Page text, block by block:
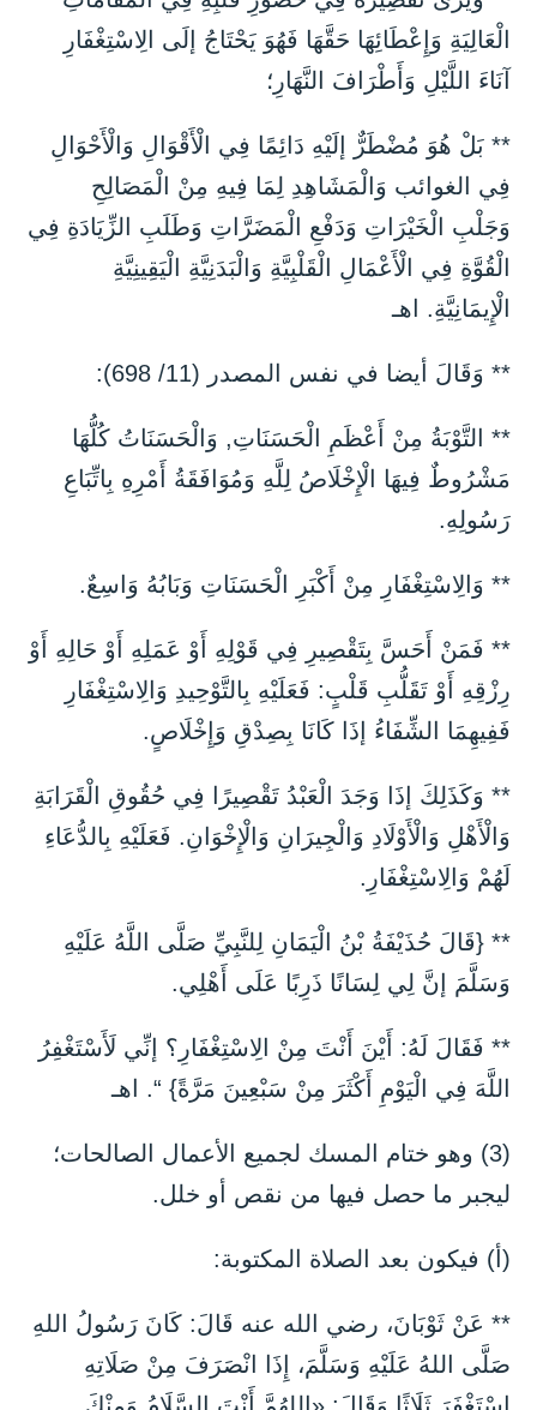
الْعَالِيَةِ وَإِعْطَائِهَا حَقَّهَا فَهُوَ يَحْتَاجُ إلَى الِاسْتِغْفَارِ
آنَاءَ اللَّيْلِ وَأَطْرَافَ النَّهَارِ؛
** بَلْ هُوَ مُضْطَرٌّ إلَيْهِ دَائِمًا فِي الْأَقْوَالِ وَالْأَحْوَالِ
فِي الغوائب وَالْمَشَاهِدِ لِمَا فِيهِ مِنْ الْمَصَالِحِ
وَجَلْبِ الْخَيْرَاتِ وَدَفْعِ الْمَضَرَّاتِ وَطَلَبِ الزِّيَادَةِ فِي
الْقُوَّةِ فِي الْأَعْمَالِ الْقَلْبِيَّةِ وَالْبَدَنِيَّةِ الْيَقِينِيَّةِ
الْإِيمَانِيَّةِ. اهـ
** وَقَالَ أيضا في نفس المصدر (11/ 698):
** التَّوْبَةُ مِنْ أَعْظَمِ الْحَسَنَاتِ, وَالْحَسَنَاتُ كُلُّهَا
مَشْرُوطٌ فِيهَا الْإِخْلَاصُ لِلَّهِ وَمُوَافَقَةُ أَمْرِهِ بِاتِّبَاعِ
رَسُولِهِ.
** وَالِاسْتِغْفَارِ مِنْ أَكْبَرِ الْحَسَنَاتِ وَبَابُهُ وَاسِعٌ.
** فَمَنْ أَحَسَّ بِتَقْصِيرِ فِي قَوْلِهِ أَوْ عَمَلِهِ أَوْ حَالِهِ أَوْ
رِزْقِهِ أَوْ تَقَلُّبِ قَلْبٍ: فَعَلَيْهِ بِالتَّوْحِيدِ وَالِاسْتِغْفَارِ
فَفِيهِمَا الشِّفَاءُ إذَا كَانَا بِصِدْقِ وَإِخْلَاصٍ.
** وَكَذَلِكَ إذَا وَجَدَ الْعَبْدُ تَقْصِيرًا فِي حُقُوقِ الْقَرَابَةِ
وَالْأَهْلِ وَالْأَوْلَادِ وَالْجِيرَانِ وَالْإِخْوَانِ. فَعَلَيْهِ بِالدُّعَاءِ
لَهُمْ وَالِاسْتِغْفَارِ.
** {قَالَ حُذَيْفَةُ بْنُ الْيَمَانِ لِلنَّبِيِّ صَلَّى اللَّهُ عَلَيْهِ
وَسَلَّمَ إنَّ لِي لِسَانًا ذَرِبًا عَلَى أَهْلِي.
** فَقَالَ لَهُ: أَيْنَ أَنْتَ مِنْ الِاسْتِغْفَارِ؟ إنِّي لَأَسْتَغْفِرُ
اللَّهَ فِي الْيَوْمِ أَكْثَرَ مِنْ سَبْعِينَ مَرَّةً} “. اهـ
(3) وهو ختام المسك لجميع الأعمال الصالحات؛
ليجبر ما حصل فيها من نقص أو خلل.
(أ) فيكون بعد الصلاة المكتوبة:
** عَنْ ثَوْبَانَ، رضي الله عنه قَالَ: كَانَ رَسُولُ اللهِ
صَلَّى اللهُ عَلَيْهِ وَسَلَّمَ، إِذَا انْصَرَفَ مِنْ صَلَاتِهِ
اسْتَغْفَرَ ثَلَاثًا وَقَالَ: «اللهُمَّ أَنْتَ السَّلَامُ وَمِنْكَ